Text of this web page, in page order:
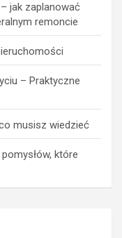
jak zaplanować
remoncie
– Praktyczne
musisz wiedzieć
które